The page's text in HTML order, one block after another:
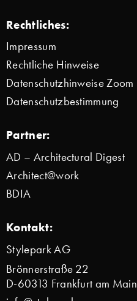
Rechtliches:
Impressum
Rechtliche Hinweise
Datenschutzhinweise Zoom
Datenschutzbestimmung
Partner:
AD – Architectural Digest
Architect@work
BDIA
Kontakt:
Stylepark AG
Brönnerstraße 22
D-60313 Frankfurt am Main